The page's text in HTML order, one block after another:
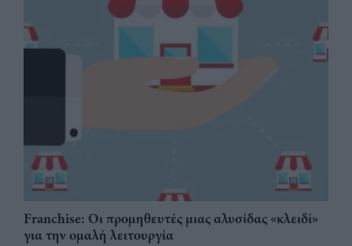
Franchise: Οι προμηθευτές μιας αλυσίδας «κλειδί»
για την ομαλή λειτουργία